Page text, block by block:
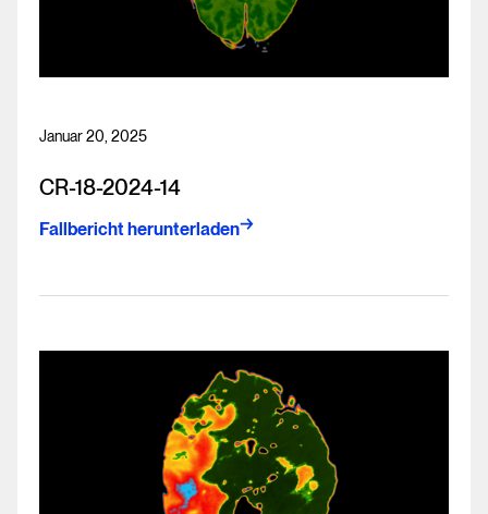
Januar 20, 2025
CR-18-2024-14
Fallbericht herunterladen